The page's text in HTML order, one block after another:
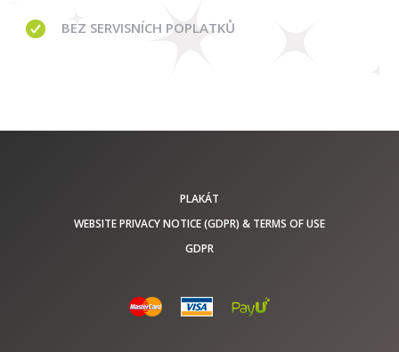
BEZ SERVISNÍCH POPLATKŮ
PLAKÁT
WEBSITE PRIVACY NOTICE (GDPR) & TERMS OF USE
GDPR